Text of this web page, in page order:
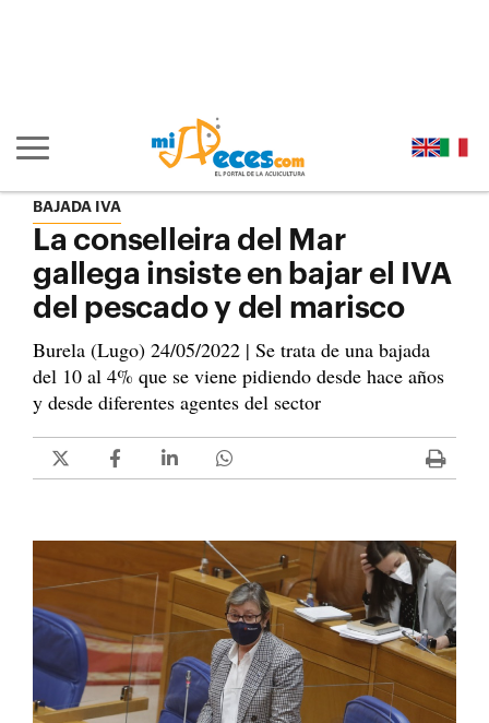
Mostrar/ocultar navegación principal
BAJADA IVA
La conselleira del Mar
gallega insiste en bajar el IVA
del pescado y del marisco
Burela (Lugo) 24/05/2022 | Se trata de una bajada
del 10 al 4% que se viene pidiendo desde hace años
y desde diferentes agentes del sector